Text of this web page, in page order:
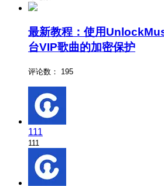
最新教程：使用
台VIP歌曲的加密保护
评论数： 195
111
111